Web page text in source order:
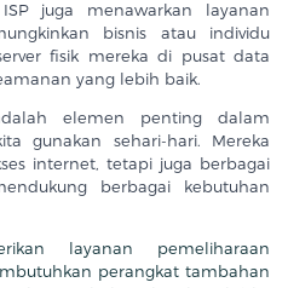
juga menawarkan layanan
bisnis atau individu
fisik mereka di pusat data
yang lebih baik.
elemen penting dalam
gunakan sehari-hari. Mereka
internet, tetapi juga berbagai
berbagai kebutuhan
layanan pemeliharaan
perangkat tambahan